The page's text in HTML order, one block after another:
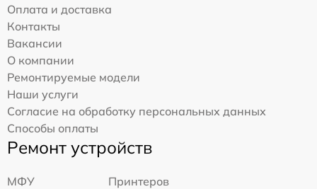
Оплата и доставка
Контакты
Вакансии
О компании
Ремонтируемые модели
Наши услуги
Согласие на обработку персональных данных
Способы оплаты
Ремонт устройств
МФУ
Принтеров